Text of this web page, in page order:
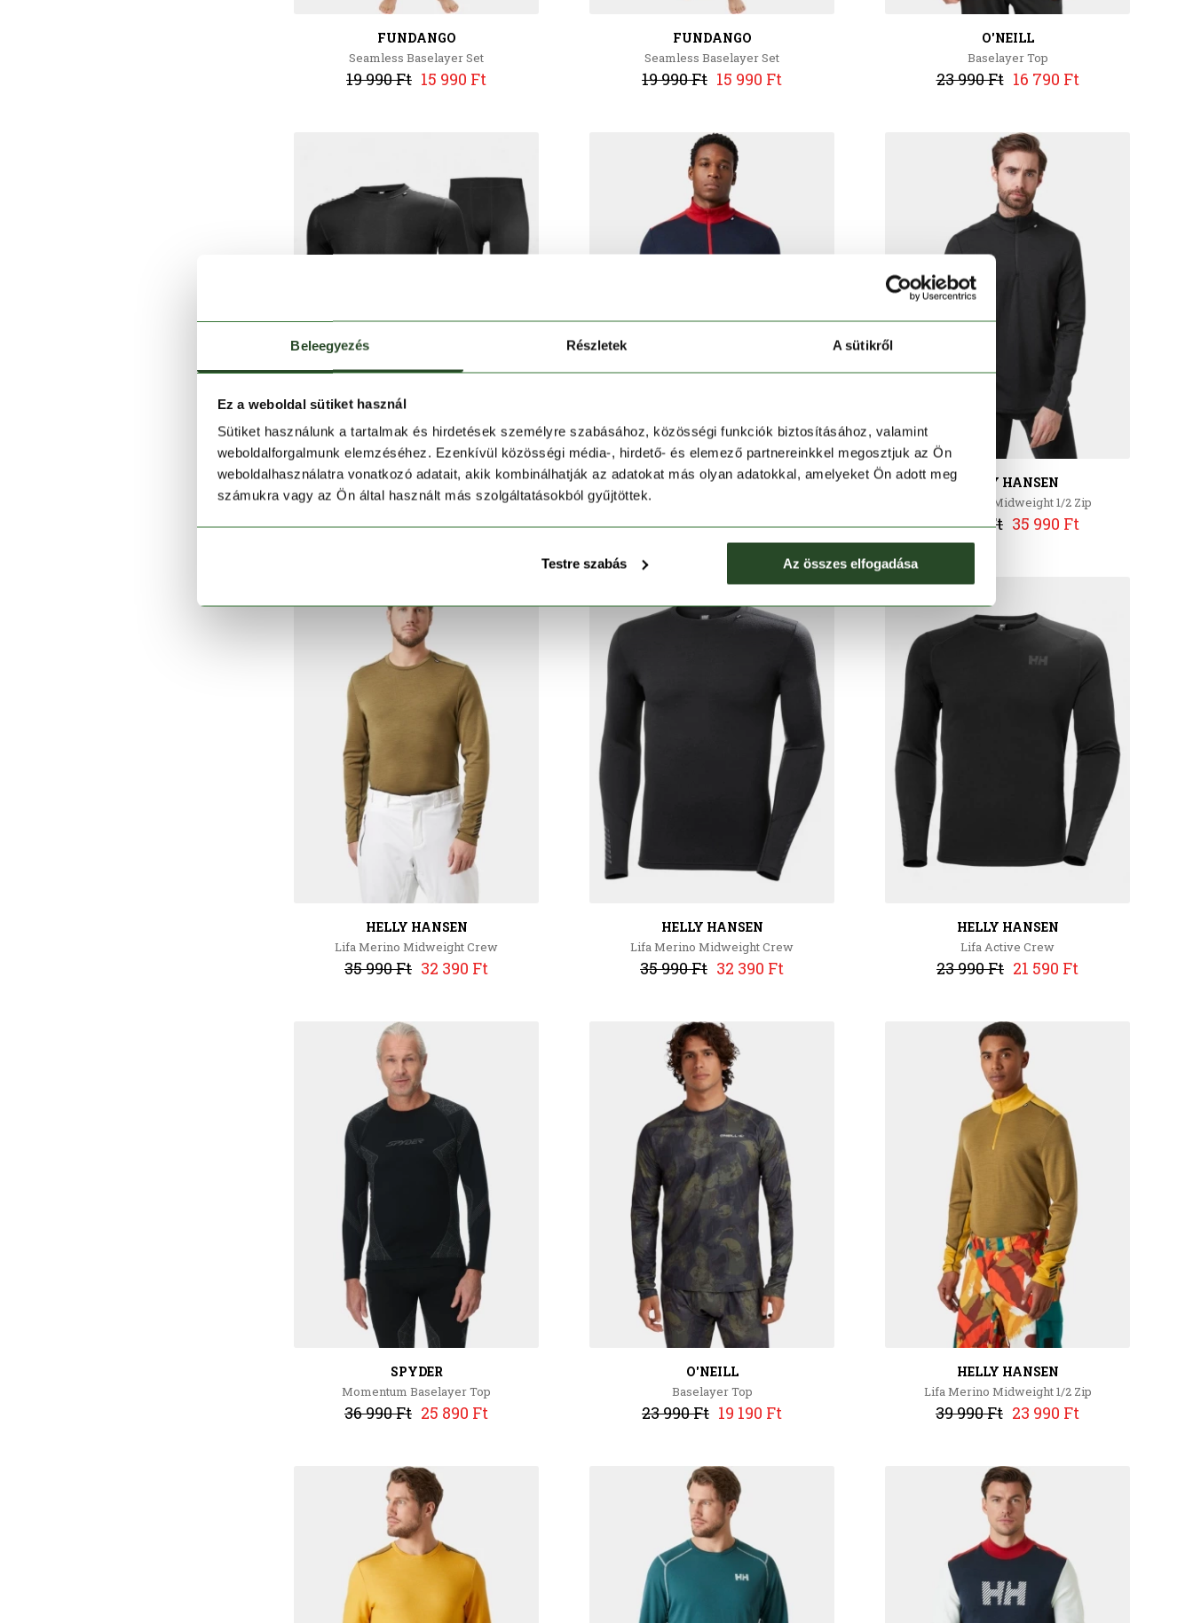
Beleegyezés Részletek A sütikről
Ez a weboldal sütiket használ
Sütiket használunk a tartalmak és hirdetések személyre szabásához, közösségi funkciók biztosításához, valamint
weboldalforgalmunk elemzéséhez. Ezenkívül közösségi média-, hirdető- és elemező partnereinkkel megosztjuk az Ön
weboldalhasználatra vonatkozó adatait, akik kombinálhatják az adatokat más olyan adatokkal, amelyeket Ön adott meg
számukra vagy az Ön által használt más szolgáltatásokból gyűjtöttek.
Testre szabás Az összes elfogadása
FUNDANGO
Seamless Baselayer Set
19 990 Ft 15 990 Ft
FUNDANGO
Seamless Baselayer Set
19 990 Ft 15 990 Ft
O'NEILL
Baselayer Top
23 990 Ft 16 790 Ft
HELLY HANSEN
Hh Comfort Light Set
33 990 Ft 30 590 Ft
HELLY HANSEN
Lifa Merino Midweight 1/2 Zip
39 990 Ft 35 990 Ft
HELLY HANSEN
Lifa Merino Midweight 1/2 Zip
39 990 Ft 35 990 Ft
HELLY HANSEN
Lifa Merino Midweight Crew
35 990 Ft 32 390 Ft
HELLY HANSEN
Lifa Merino Midweight Crew
35 990 Ft 32 390 Ft
HELLY HANSEN
Lifa Active Crew
23 990 Ft 21 590 Ft
SPYDER
Momentum Baselayer Top
36 990 Ft 25 890 Ft
O'NEILL
Baselayer Top
23 990 Ft 19 190 Ft
HELLY HANSEN
Lifa Merino Midweight 1/2 Zip
39 990 Ft 23 990 Ft